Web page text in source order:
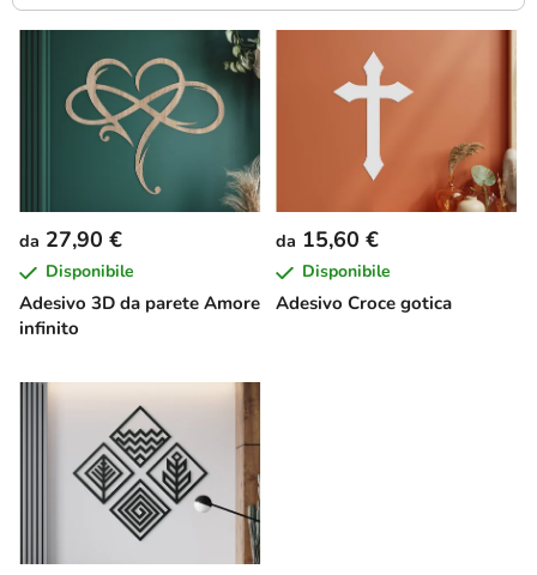
E
d
e
p
o
Adesivo 3D da parete Amore
infinito
da 27,90 €
Disponibile
Adesivo Croce gotica
da 15,60 €
Disponibile